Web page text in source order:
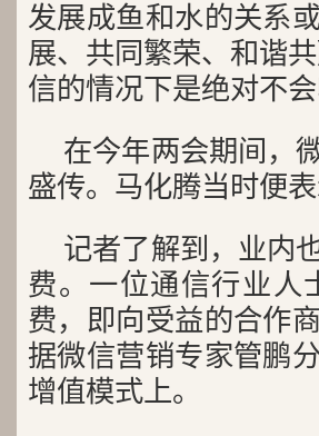
发展成鱼和水的关系
展、共同繁荣、和谐
信的情况下是绝对不会
在今年两会期间，
盛传。马化腾当时便
记者了解到，业内
费。一位通信行业人
费，即向受益的合作
据微信营销专家管鹏
增值模式上。